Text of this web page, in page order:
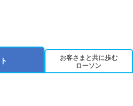
お客さまと共に歩む
ローソン